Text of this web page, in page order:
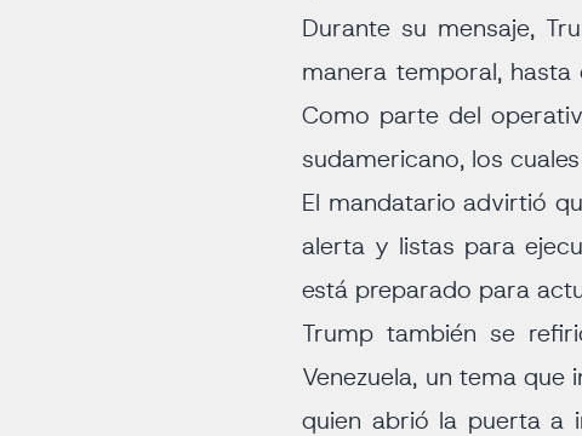
Durante su mensaje,
manera temporal,
Como parte del
sudamericano, los
El mandatario advirtió
alerta y listas para
está preparado para
Trump también se
Venezuela, un tema
quien abrió la puerta a